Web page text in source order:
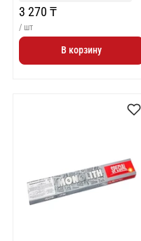
3 270 ₸
/ шт
В корзину